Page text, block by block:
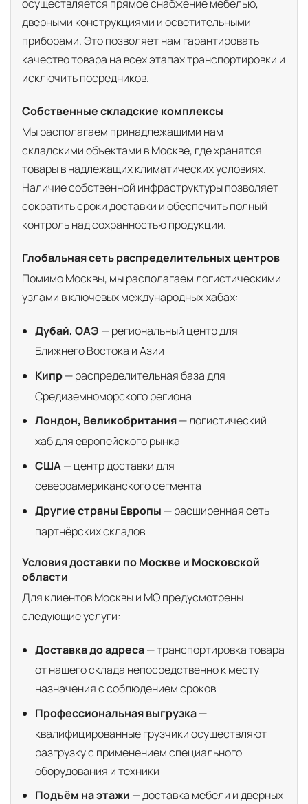
осуществляется прямое снабжение мебелью,
дверными конструкциями и осветительными
приборами. Это позволяет нам гарантировать
качество товара на всех этапах транспортировки и
исключить посредников.
Собственные складские комплексы
Мы располагаем принадлежащими нам
складскими объектами в Москве, где хранятся
товары в надлежащих климатических условиях.
Наличие собственной инфраструктуры позволяет
сократить сроки доставки и обеспечить полный
контроль над сохранностью продукции.
Глобальная сеть распределительных центров
Помимо Москвы, мы располагаем логистическими
узлами в ключевых международных хабах:
Дубай, ОАЭ — региональный центр для
Ближнего Востока и Азии
Кипр— распределительная база для
Средиземноморского региона
Лондон, Великобритания— логистический
хаб для европейского рынка
США— центр доставки для
североамериканского сегмента
Другие страны Европы — расширенная сеть
партнёрских складов
Условия доставки по Москве и Московской
области
Для клиентов Москвы и МО предусмотрены
следующие услуги:
Доставка до адреса— транспортировка товара
от нашего склада непосредственно к месту
назначения с соблюдением сроков
Профессиональная выгрузка—
квалифицированные грузчики осуществляют
разгрузку с применением специального
оборудования и техники
Подъём на этажи — доставка мебели и дверных